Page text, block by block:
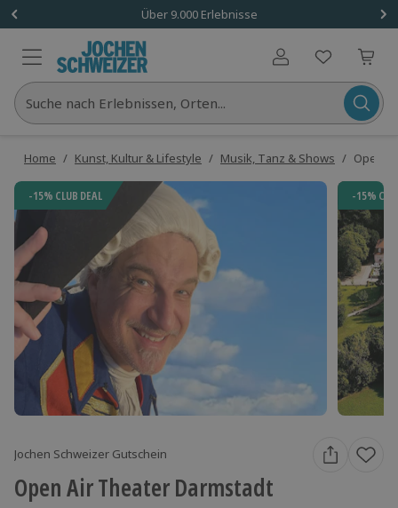
Über 9.000 Erlebnisse
Benutzerkonto
Suche nach Erlebnissen, Orten...
Home / Kunst, Kultur & Lifestyle / Musik, Tanz & Shows / Open
-15% CLUB DEAL -15%
Jochen Schweizer Gutschein
Open Air Theater Darmstadt